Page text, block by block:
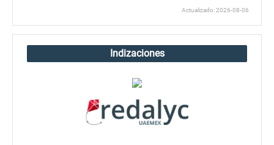
Actualizado: 2026-08-06
Indizaciones